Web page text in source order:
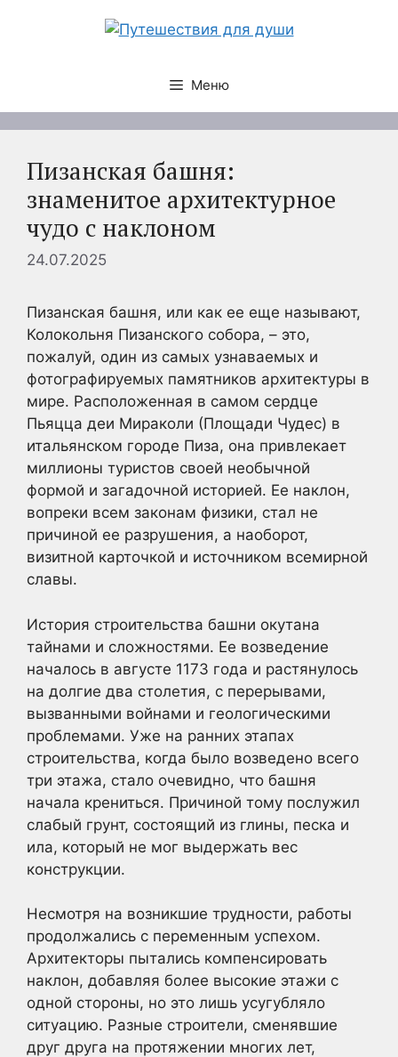
Меню
Пизанская башня:
знаменитое архитектурное
чудо с наклоном
24.07.2025
Пизанская башня, или как ее еще называют,
Колокольня Пизанского собора, – это,
пожалуй, один из самых узнаваемых и
фотографируемых памятников архитектуры в
мире. Расположенная в самом сердце
Пьяцца деи Мираколи (Площади Чудес) в
итальянском городе Пиза, она привлекает
миллионы туристов своей необычной
формой и загадочной историей. Ее наклон,
вопреки всем законам физики, стал не
причиной ее разрушения, а наоборот,
визитной карточкой и источником всемирной
славы.
История строительства башни окутана
тайнами и сложностями. Ее возведение
началось в августе 1173 года и растянулось
на долгие два столетия, с перерывами,
вызванными войнами и геологическими
проблемами. Уже на ранних этапах
строительства, когда было возведено всего
три этажа, стало очевидно, что башня
начала крениться. Причиной тому послужил
слабый грунт, состоящий из глины, песка и
ила, который не мог выдержать вес
конструкции.
Несмотря на возникшие трудности, работы
продолжались с переменным успехом.
Архитекторы пытались компенсировать
наклон, добавляя более высокие этажи с
одной стороны, но это лишь усугубляло
ситуацию. Разные строители, сменявшие
друг друга на протяжении многих лет,